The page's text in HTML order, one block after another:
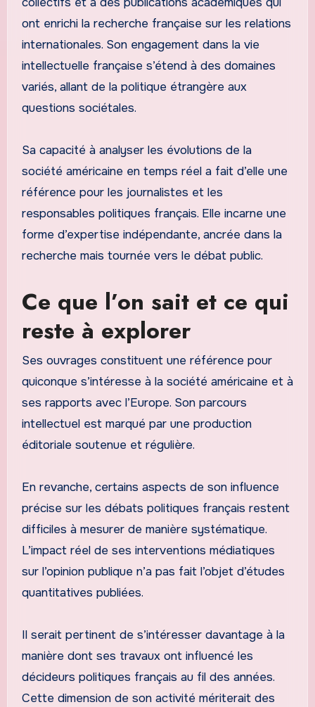
ont enrichi la recherche française sur les relations
internationales. Son engagement dans la vie
intellectuelle française s’étend à des domaines
variés, allant de la politique étrangère aux
questions sociétales.
Sa capacité à analyser les évolutions de la
société américaine en temps réel a fait d’elle une
référence pour les journalistes et les
responsables politiques français. Elle incarne une
forme d’expertise indépendante, ancrée dans la
recherche mais tournée vers le débat public.
Ce que l’on sait et ce qui
reste à explorer
Ses ouvrages constituent une référence pour
quiconque s’intéresse à la société américaine et à
ses rapports avec l’Europe. Son parcours
intellectuel est marqué par une production
éditoriale soutenue et régulière.
En revanche, certains aspects de son influence
précise sur les débats politiques français restent
difficiles à mesurer de manière systématique.
L’impact réel de ses interventions médiatiques
sur l’opinion publique n’a pas fait l’objet d’études
quantitatives publiées.
Il serait pertinent de s’intéresser davantage à la
manière dont ses travaux ont influencé les
décideurs politiques français au fil des années.
Cette dimension de son activité mériterait des